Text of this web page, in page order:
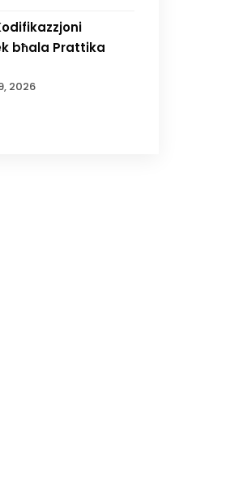
bħala Prattika
2026